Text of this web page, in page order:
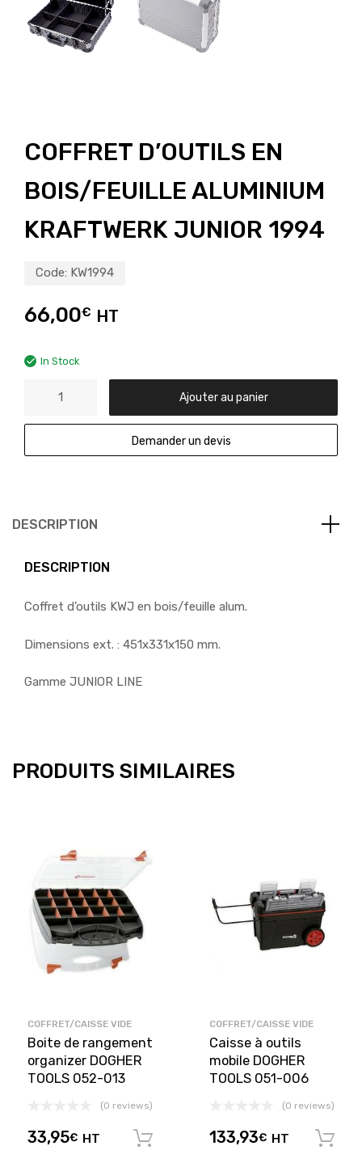
COFFRET D’OUTILS EN
BOIS/FEUILLE ALUMINIUM
KRAFTWERK JUNIOR 1994
Code: KW1994
66,00€ HT
In Stock
Ajouter au panier
Demander un devis
DESCRIPTION
DESCRIPTION
Coffret d’outils KWJ en bois/feuille alum.
Dimensions ext. : 451x331x150 mm.
Gamme JUNIOR LINE
PRODUITS SIMILAIRES
COFFRET/CAISSE VIDE
Boite de rangement
organizer DOGHER
TOOLS 052-013
(0 reviews)
33,95€ HT Ajouter au panier
COFFRET/CAISSE VIDE
Caisse à outils
mobile DOGHER
TOOLS 051-006
(0 reviews)
133,93€ HT